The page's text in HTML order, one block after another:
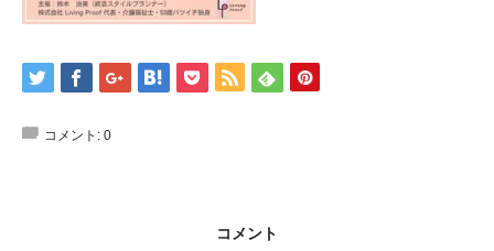
コメント: 0
コメント